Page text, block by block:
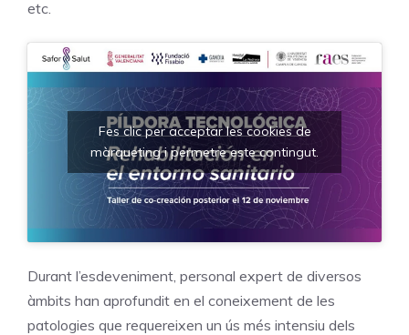
etc.
Fes clic per acceptar les cookies de
màrqueting i permetre este contingut.
Durant l’esdeveniment, personal expert de diversos
àmbits han aprofundit en el coneixement de les
patologies que requereixen un ús més intensiu dels